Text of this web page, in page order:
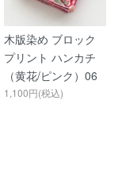
木版染め ブロック
プリント ハンカチ
（黄花/ピンク）06
1,100円(税込)